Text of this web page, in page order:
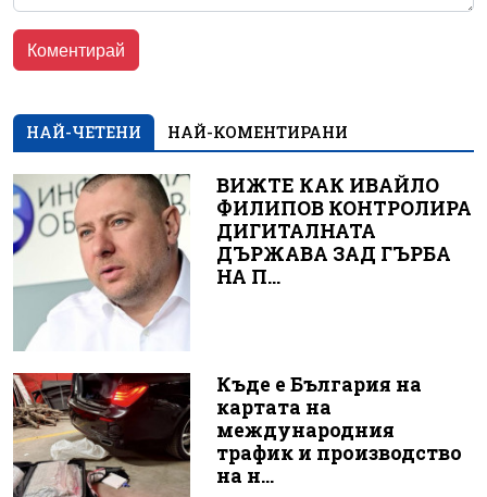
НАЙ-ЧЕТЕНИ НАЙ-КОМЕНТИРАНИ
ВИЖТЕ КАК ИВАЙЛО
ФИЛИПОВ КОНТРОЛИРА
ДИГИТАЛНАТА
ДЪРЖАВА ЗАД ГЪРБА
НА П...
Къде е България на
картата на
международния
трафик и производство
на н...